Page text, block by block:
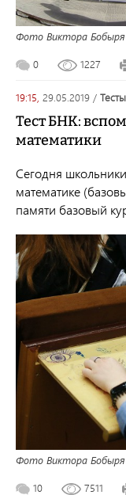
Фото Виктора Бобыря
0 1227
19:15, 29.05.2019 / тесты
Тест БНК:
математики
Сегодня
математике
памяти базовый
Фото Виктора Бобыря
10 7511